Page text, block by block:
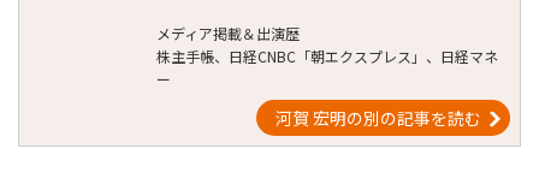
メディア掲載＆出演歴
株主手帳、日経CNBC「朝エクスプレス」、日経マネ
ー
河賀 宏明の別の記事を読む